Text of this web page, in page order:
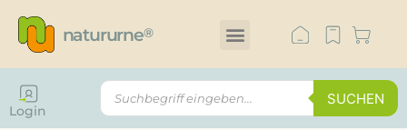
natururne®
SUCHEN
Login